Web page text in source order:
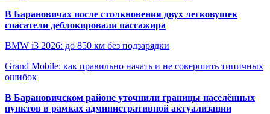
В Барановичах после столкновения двух легковушек
спасатели деблокировали пассажира
BMW i3 2026: до 850 км без подзарядки
Grand Mobile: как правильно начать и не совершить типичных
ошибок
В Барановичском районе уточнили границы населённых
пунктов в рамках административной актуализации